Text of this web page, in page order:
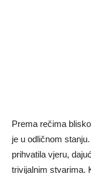
Prema rečima
je u odličnom
prihvatila vjeru,
trivijalnim stvarima.